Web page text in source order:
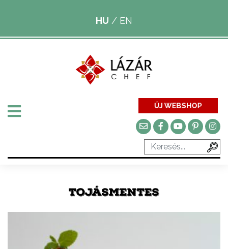
HU / EN
ÚJ WEBSHOP
TOJÁSMENTES